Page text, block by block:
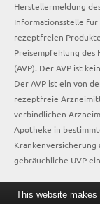
Herstellermeldung
Informationsstelle für
rezeptfreien
Preisempfehlung des
(AVP). Der AVP ist
Der AVP ist ein von
rezeptfreie
verbindlichen
Apotheke in
Krankenversicherung
gebräuchliche UVP
This website makes